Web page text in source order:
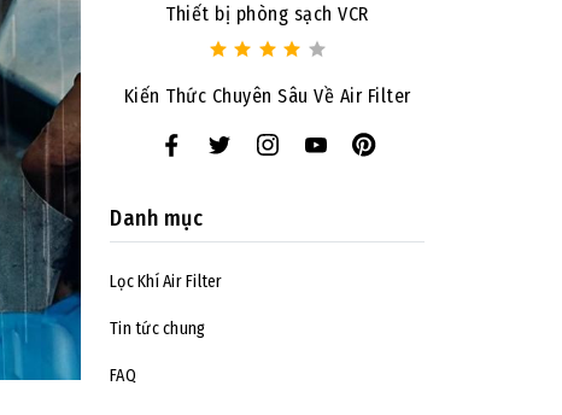
Thiết bị phòng sạch VCR
Kiến Thức Chuyên Sâu Về Air Filter
Danh mục
Lọc Khí Air Filter
Tin tức chung
FAQ